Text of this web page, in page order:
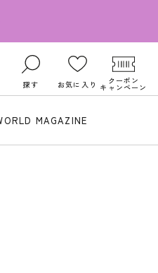
探す お気に入り クーポン
キャンペーン
MAGAZINE